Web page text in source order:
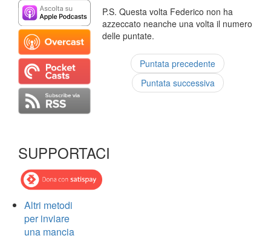
SUPPORTACI
Altri metodi
per inviare
una mancia
P.S. Questa volta Federico non ha
azzeccato neanche una volta il numero
delle puntate.
Puntata precedente
Puntata successiva